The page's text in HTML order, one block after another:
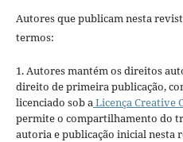
Autores que publicam nesta
termos:
1. Autores mantém os direitos
direito de primeira publicação,
licenciado sob aLicença Creative
permite o compartilhamento do
autoria e publicação inicial nesta